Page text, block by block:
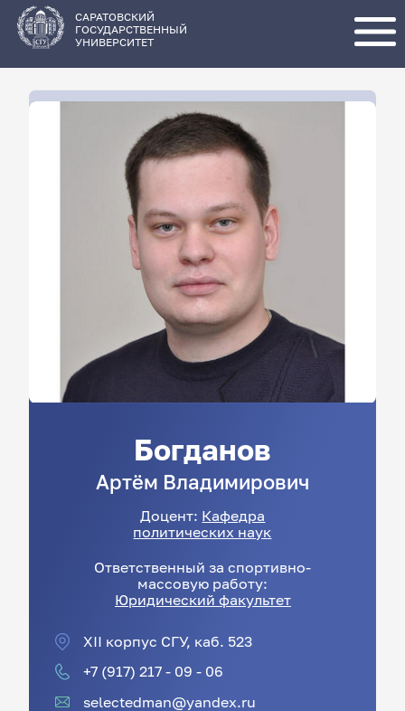
основному
содержанию
САРАТОВСКИЙ
ГОСУДАРСТВЕННЫЙ
УНИВЕРСИТЕТ
Богданов
Артём Владимирович
Доцент: Кафедра
политических наук
Ответственный за спортивно-
массовую работу:
Юридический факультет
XII корпус СГУ, каб. 523
+7 (917) 217 - 09 - 06
selectedman@yandex.ru